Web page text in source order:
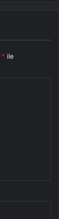
* ile